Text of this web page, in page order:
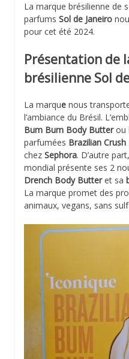
La marque brésilienne de
parfums Sol de Janeiro
pour cet été 2024.
Présentation de
brésilienne Sol
La marque nous
l’ambiance du Brésil.
Bum Bum Body Butterou
parfumées Brazilian Crush
chez Sephora. D’autre
mondial présente ses 2
Drench Body Butteret sa
La marque promet des
animaux, vegans, sans